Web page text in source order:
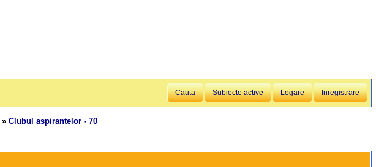
Cauta Subiecte active Logare Inregistrare
»Clubul aspirantelor - 70